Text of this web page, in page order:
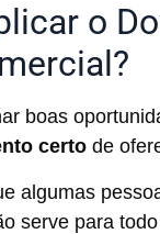
o
boas
certo de
algumas
serve para